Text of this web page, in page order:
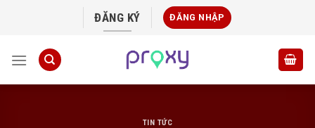
ĐĂNG KÝ ĐĂNG NHẬP
TIN TỨC